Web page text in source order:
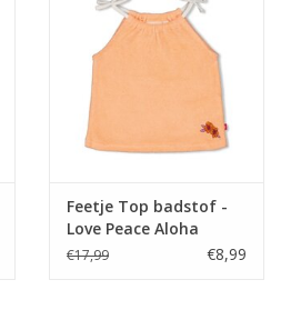
Feetje Top badstof -
Love Peace Aloha
Perzik
€17,99 €8,99